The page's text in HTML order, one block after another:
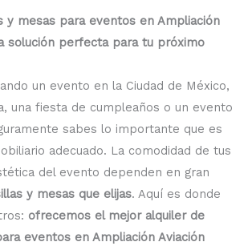
y mesas para eventos en Ampliación
solución perfecta para tu próximo
un evento en la Ciudad de México,
una fiesta de cumpleaños o un evento
sabes lo importante que es
adecuado. La comodidad de tus
del evento dependen en gran
y mesas que elijas. Aquí es donde
ofrecemos el mejor alquiler de
eventos en Ampliación Aviación